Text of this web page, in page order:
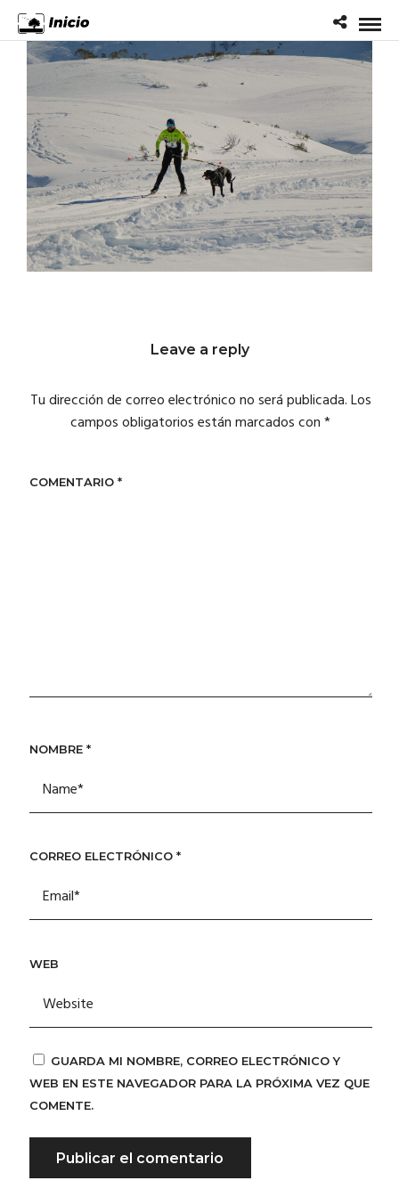
Leave a reply
Tu dirección de correo electrónico no será publicada.Los
campos obligatorios están marcados con*
COMENTARIO *
NOMBRE *
CORREO ELECTRÓNICO *
WEB
GUARDA MI NOMBRE, CORREO ELECTRÓNICO Y
WEB EN ESTE NAVEGADOR PARA LA PRÓXIMA VEZ QUE
COMENTE.